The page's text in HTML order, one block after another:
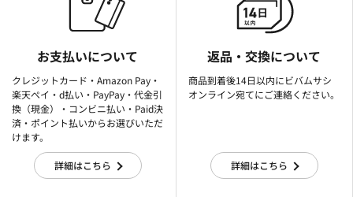
お支払いについて
クレジットカード・Amazon Pay・
楽天ぺイ・d払い・PayPay・代金引
換（現金）・コンビニ払い・Paid決
済・ポイント払いからお選びいただ
けます。
詳細はこちら
返品・交換について
商品到着後14日以内にビバムサシ
オンライン宛てにご連絡ください。
詳細はこちら